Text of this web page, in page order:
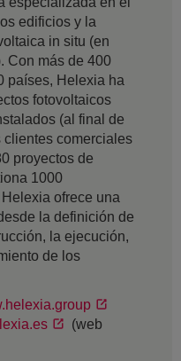
edificios y la
in situ (en
Con más de 400
países, Helexia ha
fotovoltaicos
(al final de
clientes comerciales
proyectos de
1000
ofrece una
la definición de
la ejecución,
de los
(web